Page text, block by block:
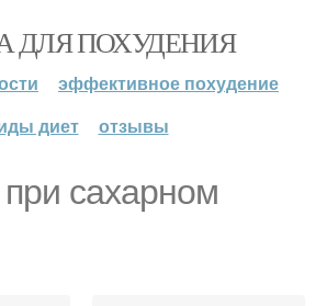
ДЛЯ ПОХУДЕНИЯ
эффективное похудение
диет
отзывы
сахарном